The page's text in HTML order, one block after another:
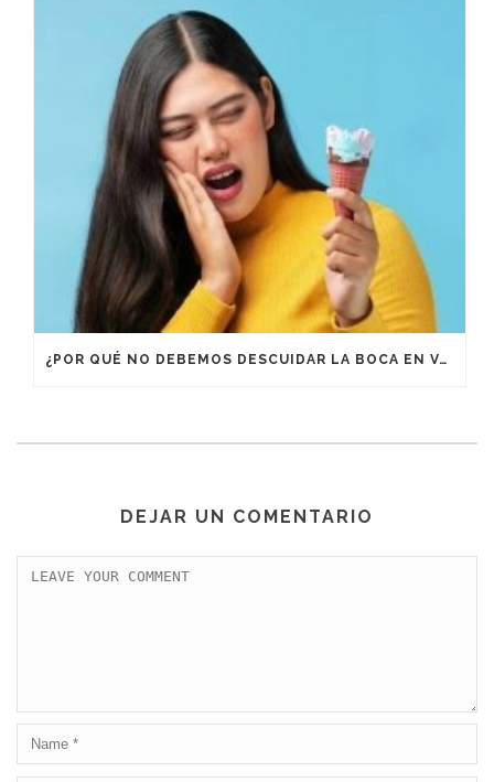
¿POR QUÉ NO DEBEMOS DESCUIDAR LA BOCA EN VACACIONES?
DEJAR UN COMENTARIO